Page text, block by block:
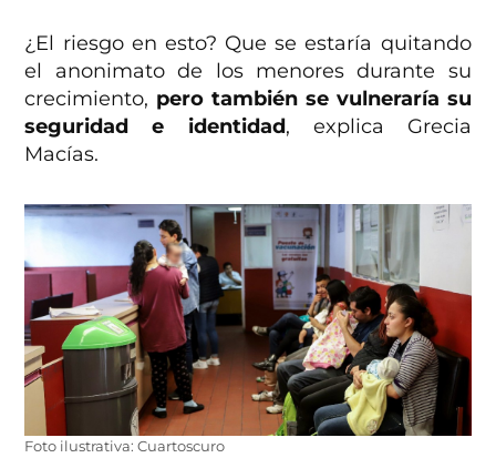
¿El riesgo en esto? Que se estaría quitando
el anonimato de los menores durante su
crecimiento, pero también se vulneraría su
seguridad e identidad, explica Grecia
Macías.
Foto ilustrativa: Cuartoscuro